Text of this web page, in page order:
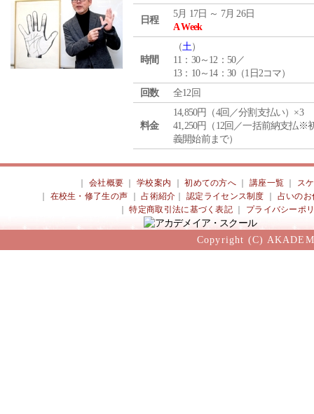
日程
5月 17日 ～ 7月 26日
A Week
時間
（土）
11：30～12：50／
13：10～14：30（1日2コマ）
回数
全12回
料金
14,850円（4回／分割支払い）×3
41,250円（12回／一括前納支払※
義開始前まで）
会社概要 ｜学校案内 ｜初めての方へ 講座一覧
ス
在校生・修了生の声 ｜占術紹介 ｜認定ライセンス制度
占いのお
｜特定商取引法に基づく表記 プライバシーポ
Copyright (C)